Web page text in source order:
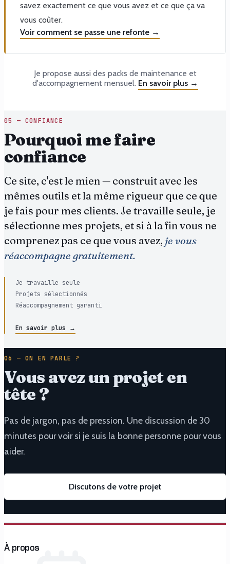
savez exactement ce que vous avez et ce que ça va
vous coûter.
Voir comment se passe une refonte →
Je propose aussi des packs de maintenance et
d'accompagnement mensuel. En savoir plus →
05 — CONFIANCE
Pourquoi me faire
confiance
Ce site, c'est le mien — construit avec les
mêmes outils et la même rigueur que ce que
je fais pour mes clients. Je travaille seule, je
sélectionne mes projets, et si à la fin vous ne
comprenez pas ce que vous avez, je vous
réaccompagne gratuitement.
Je travaille seule
Projets sélectionnés
Réaccompagnement garanti
En savoir plus →
06 — ON EN PARLE ?
Vous avez un projet en
tête ?
Pas de jargon, pas de pression. Une discussion de 30
minutes pour voir si je suis la bonne personne pour vous
aider.
Discutons de votre projet
À propos